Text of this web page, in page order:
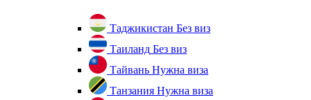
Таджикистан Без виз
Таиланд Без виз
Тайвань Нужна виза
Танзания Нужна виза